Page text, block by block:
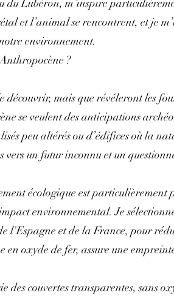
du Lubéron, m’inspire
et l’animal se rencontrent, et je
environnement.
?
découvrir, mais que révéleront les
se veulent des anticipations
peu altérés ou d’édifices où la
vers un futur inconnu et un
écologique est particulièrement
environnemental. Je
l'Espagne et de la France, pour
en oxyde de fer, assure une
des couvertes transparentes, sans